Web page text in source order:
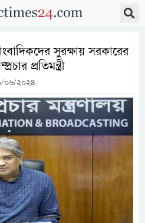
সুরক্ষায় সরকারের
প্রতিমন্ত্রী
০৬/২০২৪